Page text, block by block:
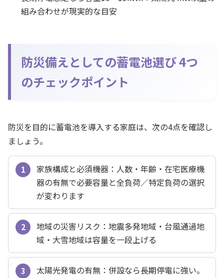
組み合わせが現実的な目安
防災備えとしての蓄電池選び 4つ
のチェックポイント
防災を目的に蓄電池を導入する家庭は、次の4点を確認し
ましょう。
家族構成と必須機器：人数・年齢・在宅医療機
器の有無で必要容量と全負荷／特定負荷の選択
が変わります
地域の災害リスク：地震多発地域・台風通過地
域・大雪地域は容量を一段上げる
太陽光発電の有無：併設なら長期停電に強い。